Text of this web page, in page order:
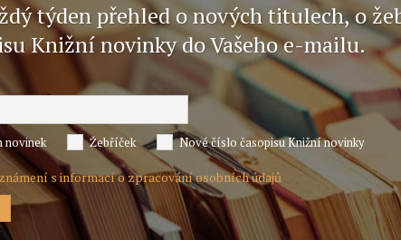
týden přehled o nových titulech, o
Knižní novinky do Vašeho e-mailu.
novinek Žebříček Nové číslo časopisu Knižní novinky
s informací o zpracování osobních údajů